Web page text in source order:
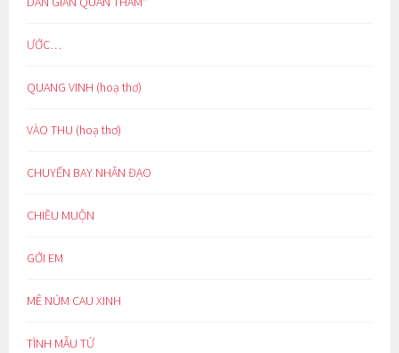
ƯỚC…
QUANG VINH (hoạ thơ)
VÀO THU (hoạ thơ)
CHUYẾN BAY NHÂN ĐẠO
CHIỀU MUỘN
GỞI EM
MÊ NÚM CAU XINH
TÌNH MẪU TỬ